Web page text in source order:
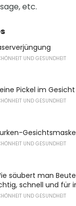
etc.
UND GESUNDHEIT
Pickel im Gesicht
UND GESUNDHEIT
UND GESUNDHEIT
säubert man
schnell und für
UND GESUNDHEIT